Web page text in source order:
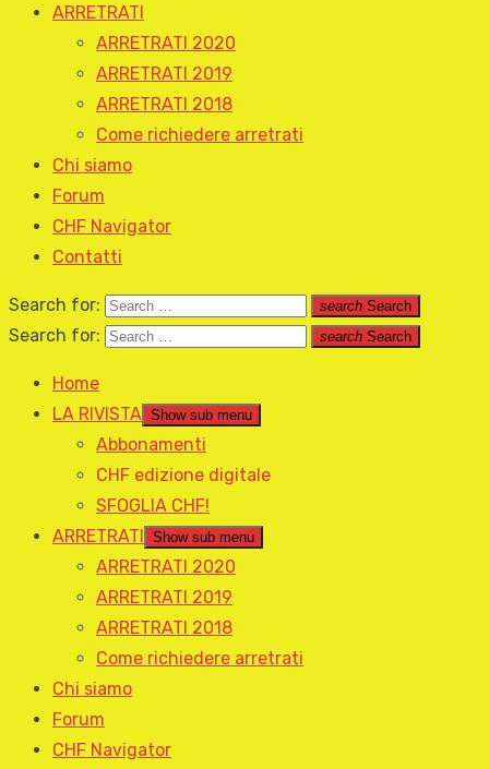
ARRETRATI
ARRETRATI 2020
ARRETRATI 2019
ARRETRATI 2018
Come richiedere arretrati
Chi siamo
Forum
CHF Navigator
Contatti
Search for: search Search
Search for: search Search
Home
LA RIVISTA Show sub menu
Abbonamenti
CHF edizione digitale
SFOGLIA CHF!
ARRETRATI
Show sub menu
ARRETRATI 2020
ARRETRATI 2019
ARRETRATI 2018
Come richiedere arretrati
Chi siamo
Forum
CHF Navigator